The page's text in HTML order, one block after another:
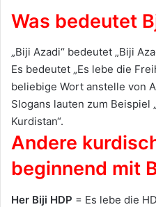
Was bedeutet
„Biji Azadi“ bedeutet „Biji
Es bedeutet „Es lebe die
beliebige Wort anstelle von
Slogans lauten zum Beispiel
Kurdistan“.
Andere
beginnend mit
Her Biji HDP = Es lebe die